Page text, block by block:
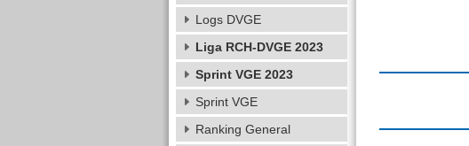
Logs DVGE
Liga RCH-DVGE 2023
Sprint VGE 2023
Sprint VGE
Ranking General